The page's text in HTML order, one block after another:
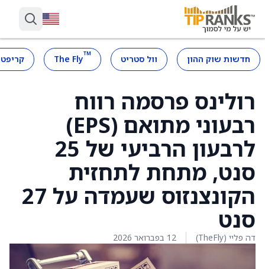
חדשות שוק ההון וול סטריט ™
The Fly
רולינס פרסמה רווח
רבעוני מתואם (EPS)
לרבעון הרביעי של 25
סנט, מתחת לתחזית
הקונצנזוס שעמדה על 27
סנט
דה פליי (TheFly) 12 בפברואר 2026